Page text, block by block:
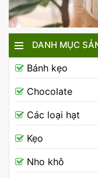
DANH MỤC
Bánh kẹo
Chocolate
Các loại hạt
Kẹo
Nho khô